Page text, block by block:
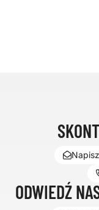
ODWIEDŹ